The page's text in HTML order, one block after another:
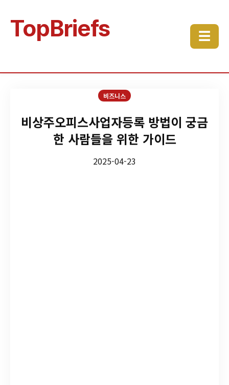
TopBriefs ☰
비즈니스
비상주오피스사업자등록 방법이 궁금
한 사람들을 위한 가이드
2025-04-23